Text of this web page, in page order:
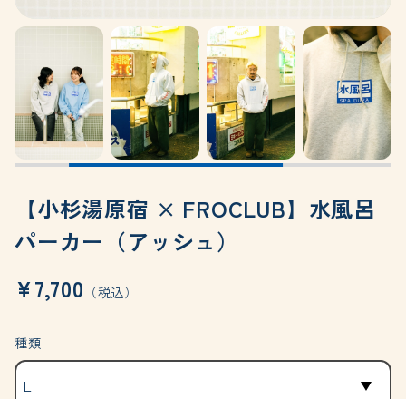
【小杉湯原宿 × FROCLUB】水風呂
パーカー（アッシュ）
¥7,700 （税込）
種類